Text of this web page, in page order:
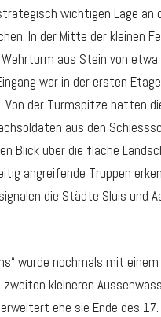
wichtigen Lage an
In der Mitte der kleinen
aus Stein von
war in der ersten
Von der Turmspitze hatten
aus den
Blick über die flache
angreifende Truppen
die Städte Sluis und
wurde nochmals mit
zweiten kleineren
erweitert ehe sie Ende des 17.